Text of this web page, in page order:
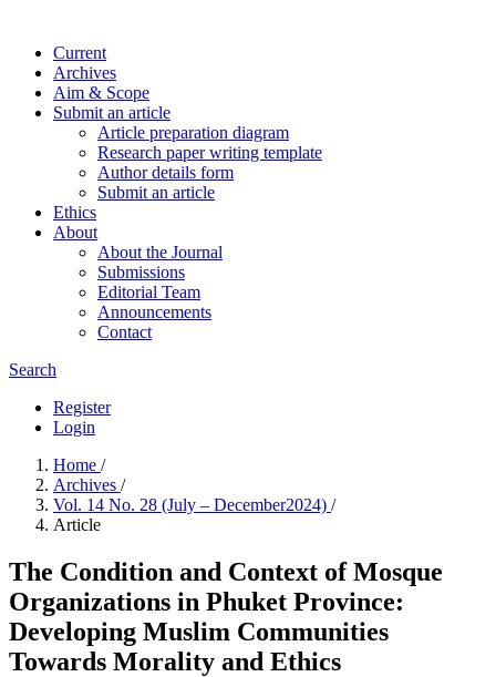
Current
Archives
Aim & Scope
Submit an article
Article preparation diagram
Research paper writing template
Author details form
Submit an article
Ethics
About
About the Journal
Submissions
Editorial Team
Announcements
Contact
Search
Register
Login
Home /
Archives /
Vol. 14 No. 28 (July – December2024) /
Article
The Condition and Context of Mosque
Organizations in Phuket Province:
Developing Muslim Communities
Towards Morality and Ethics